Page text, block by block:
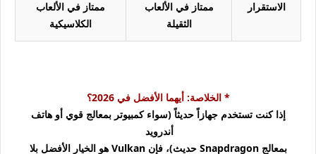
الاستقرار
ممتاز في الألعاب
الثقيلة
ممتاز في الألعاب
الكلاسيكية
* الخلاصة: أيهما الأفضل في 2026؟
إذا كنت تستخدم جهازاً حديثاً (سواء كمبيوتر بمعالج قوي أو هاتف
أندرويد
بمعالج Snapdragon حديث)، فإن Vulkan هو الخيار الأفضل بلا